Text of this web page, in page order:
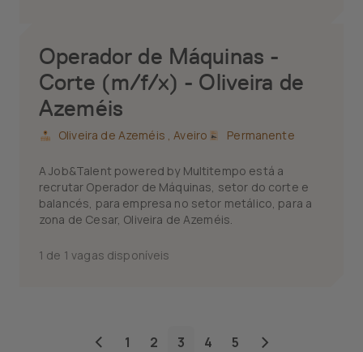
Operador de Máquinas -
Corte (m/f/x) - Oliveira de
Azeméis
Oliveira de Azeméis ,Aveiro Permanente
A Job&Talent powered by Multitempo está a
recrutar Operador de Máquinas, setor do corte e
balancés, para empresa no setor metálico, para a
zona de Cesar, Oliveira de Azeméis.
1 de 1 vagas disponíveis
1 2 3 4 5